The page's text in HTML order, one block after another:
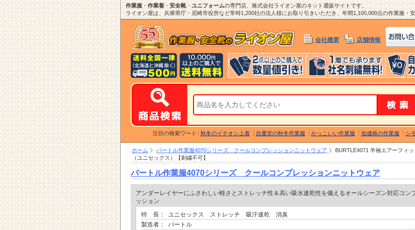
作業服 ・ 作業着 ・ 安全靴・ ユニフォームの専門店、株式会社ライオン屋のネット通販サイトです。
ライオン屋は、兵庫県庁・尼崎市役所など常時1,200社の法人様にお取り引きいただき、年間1,100,000点の作業服・
会社概要 店舗情報
注目の検索ワード 秋冬のイチオシ上着 自重堂の秋冬作業服 かっこいい作業服 低価格の作業服 シ
ホーム バートル作業服4070シリーズ クールコンプレッションニットウェア
BURTLE4071 半袖エアーフィッ
（ユニセックス）【刺繍不可】
バートル作業服4070シリーズ クールコンプレッションニットウェア
アンダーレイヤーにふさわしい軽さとストレッチ性＆高い吸水速乾性を備えるオールシーズン対応コン
ッション
特 長：
ユニセックス ストレッチ 吸汗速乾 消臭
製造者：
バートル